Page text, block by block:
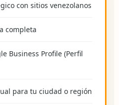
con sitios venezolanos
completa
Business Profile (Perfil
para tu ciudad o región